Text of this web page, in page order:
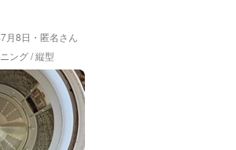
月8日・匿名さん
ング / 縦型